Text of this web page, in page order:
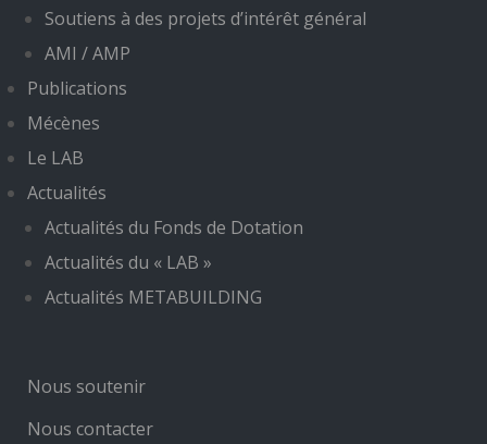
Soutiens à des projets d’intérêt général
AMI / AMP
Publications
Mécènes
Le LAB
Actualités
Actualités du Fonds de Dotation
Actualités du « LAB »
Actualités METABUILDING
Nous soutenir
Nous contacter